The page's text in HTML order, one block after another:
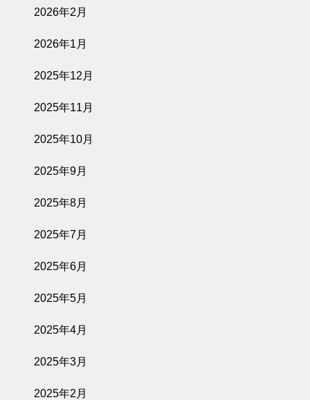
2026年2月
2026年1月
2025年12月
2025年11月
2025年10月
2025年9月
2025年8月
2025年7月
2025年6月
2025年5月
2025年4月
2025年3月
2025年2月